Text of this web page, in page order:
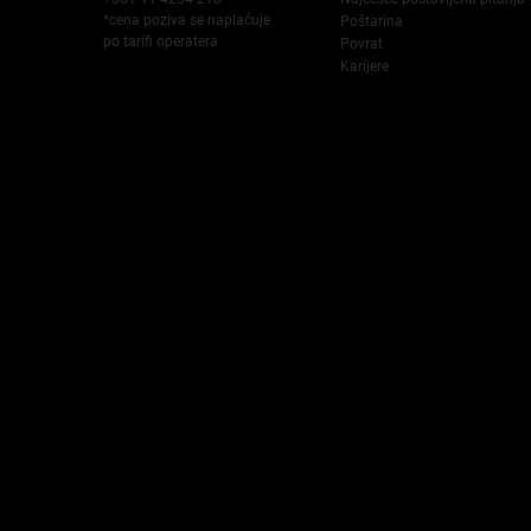
*cena poziva se naplaćuje
po tarifi operatera
Poštarina
Povrat
Karijere